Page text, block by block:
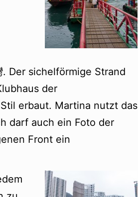
Der sichelförmige Strand
der
erbaut. Martina nutzt das
darf auch ein Foto der
Front ein